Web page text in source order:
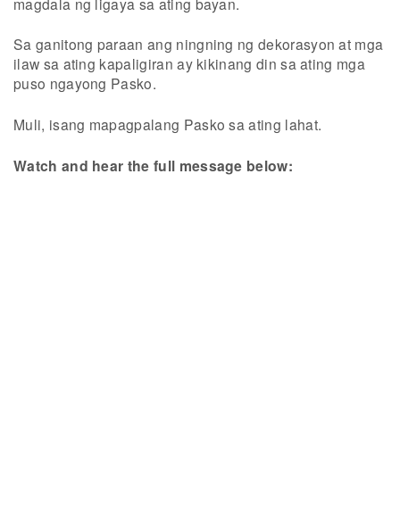
Sa ganitong paraan ang ningning ng dekorasyon at mga
ilaw sa ating kapaligiran ay kikinang din sa ating mga
puso ngayong Pasko.
Muli, isang mapagpalang Pasko sa ating lahat.
Watch and hear the full message below: